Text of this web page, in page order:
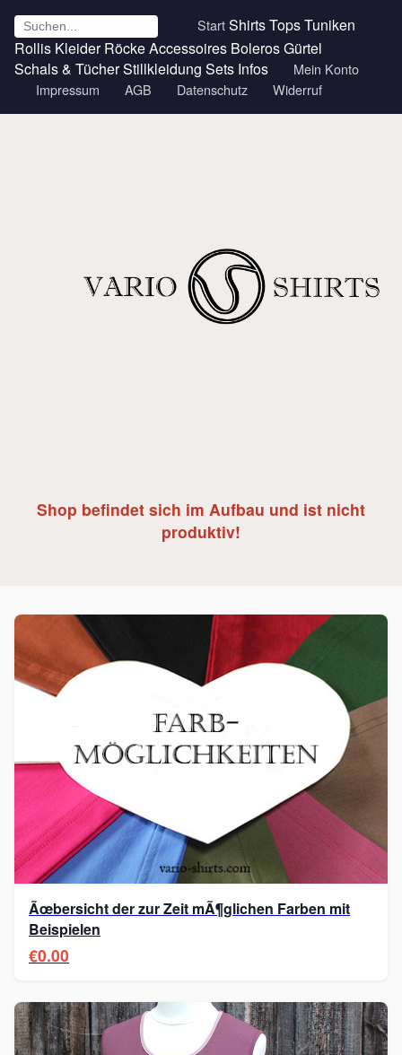
StartShirtsTopsTuniken
Rollis Kleider RöckeAccessoires BolerosGürtel
Schals & TücherStillkleidung Sets Infos
Mein Konto
Impressum
AGB Datenschutz Widerruf
Shop befindet sich im Aufbau und ist nicht
produktiv!
Ãœbersicht der zur Zeit mÃ¶glichen Farben mit
Beispielen
€0.00